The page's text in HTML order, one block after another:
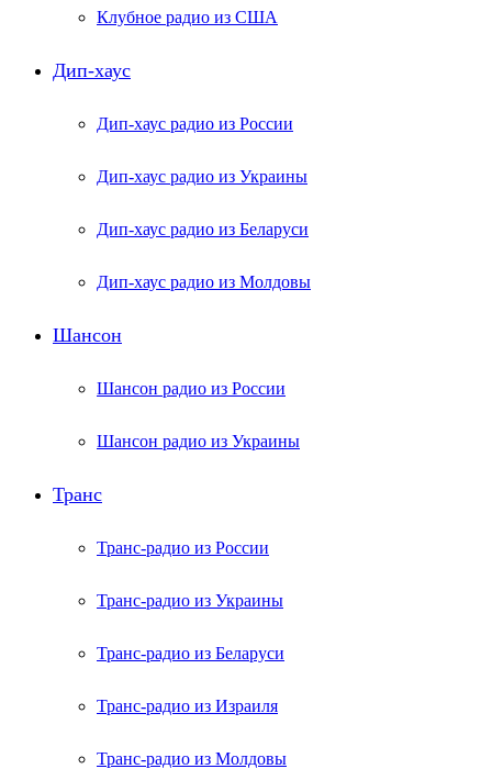
Клубное радио из США
Дип-хаус
Дип-хаус радио из России
Дип-хаус радио из Украины
Дип-хаус радио из Беларуси
Дип-хаус радио из Молдовы
Шансон
Шансон радио из России
Шансон радио из Украины
Транс
Транс-радио из России
Транс-радио из Украины
Транс-радио из Беларуси
Транс-радио из Израиля
Транс-радио из Молдовы